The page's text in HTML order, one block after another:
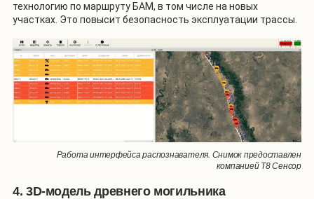
технологию по маршруту БАМ, в том числе на новых
участках. Это повысит безопасность эксплуатации трассы.
Работа интерфейса распознавателя. Снимок предоставлен
компанией Т8 Сенсор
4. 3D-модель древнего могильника